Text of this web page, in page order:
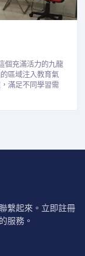
個充滿活力的九龍
區域注入教育氣
滿足不同學習需
繫起來。立即註冊
服務。